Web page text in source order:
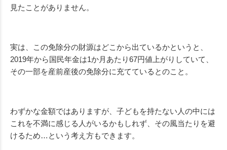
見たことがありません。
実は、この免除分の財源はどこから出ているかというと、
2019年から国民年金は1か月あたり67円値上がりしていて、
その一部を産前産後の免除分に充てているとのこと。
わずかな金額ではありますが、子どもを持たない人の中には
これを不満に感じる人がいるかもしれず、その風当たりを避
けるため…という考え方もできます。